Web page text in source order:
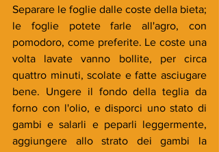
Separare le foglie dalle coste della bieta;
le foglie potete farle all'agro, con
pomodoro, come preferite. Le coste una
volta lavate vanno bollite, per circa
quattro minuti, scolate e fatte asciugare
bene. Ungere il fondo della teglia da
forno con l'olio, e disporci uno stato di
gambi e salarli e peparli leggermente,
aggiungere allo strato dei gambi la